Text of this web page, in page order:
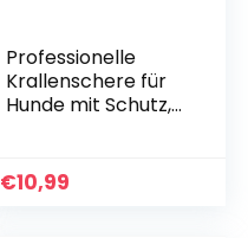
Professionelle
Krallenschere für
Hunde mit Schutz,
(mittelgroß bis
groß, blau)
€10,99